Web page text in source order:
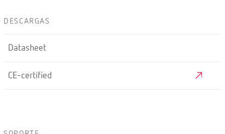
DESCARGAS
Datasheet
CE-certified